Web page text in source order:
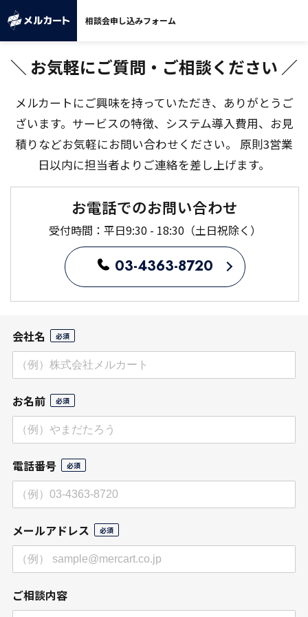
相談会申し込みフォーム
＼ お気軽にご質問・ご相談ください ／
メルカートにご興味を持っていただき、ありがとうご
ざいます。 サービスの特徴、システム導入費用、お見
積りなどお気軽にお問い合わせください。 原則3営業
日以内に担当者よりご連絡を差し上げます。
お電話でのお問い合わせ
受付時間：平日9:30 - 18:30（土日祝除く）
03-4363-8720
会社名
お名前
電話番号
メールアドレス
ご相談内容